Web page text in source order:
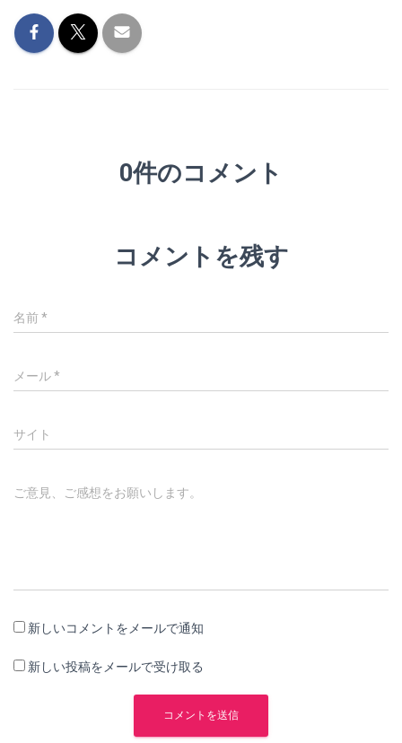
0件のコメント
コメントを残す
名前*
メール*
サイト
ご意見、ご感想をお願いします。
新しいコメントをメールで通知
新しい投稿をメールで受け取る